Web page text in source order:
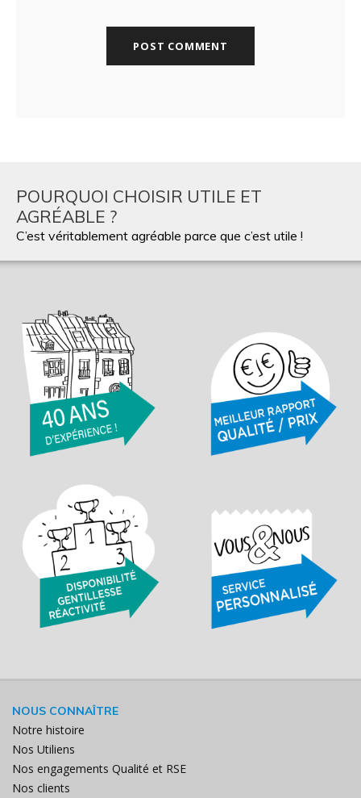
POURQUOI CHOISIR UTILE ET
AGRÉABLE ?
C’est véritablement agréable parce que c’est utile !
NOUS CONNAÎTRE
Notre histoire
Nos Utiliens
Nos engagements Qualité et RSE
Nos clients